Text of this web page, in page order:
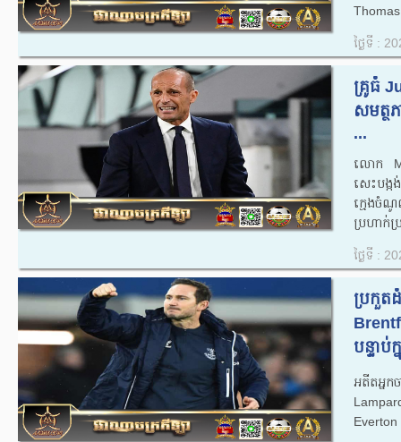
Thomas
ថ្ងៃទី :
គ្រូធំ
សមត្ថ
...
លោក​
សេះបង្
ក្មេងចំណូ
ប្រហាក់
ថ្ងៃទី :
ប្រកួត
បន្ទាប់
អតីតអ្ន